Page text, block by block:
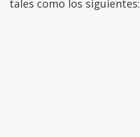
tales como los siguientes: